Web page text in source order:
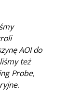
AOI do
też
Probe,